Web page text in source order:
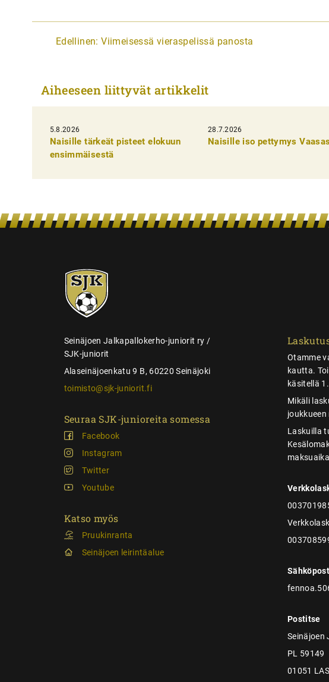
A
i
k
e
n
Edellinen: Viimeisessä vieraspelissä panosta
Aiheeseen liittyvät artikkelit
5.8.2026
Naisille tärkeät pisteet elokuun
ensimmäisestä
28.7.2026
Naisille iso pettymys
SJK-
juniorit
Seinäjoen Jalkapallokerho-juniorit ry /
SJK-juniorit
Alaseinäjoenkatu 9 B, 60220 Seinäjoki
toimisto@sjk-juniorit.fi
Seuraa SJK-junioreita somessa
Facebook
Instagram
Twitter
Youtube
Katso myös
Pruukinranta
Seinäjoen leirintäalue
Otamme
kautta.
käsitellä
Mikäli
Laskuilla
Postitse
Seinäjoen
PL 59149
01051